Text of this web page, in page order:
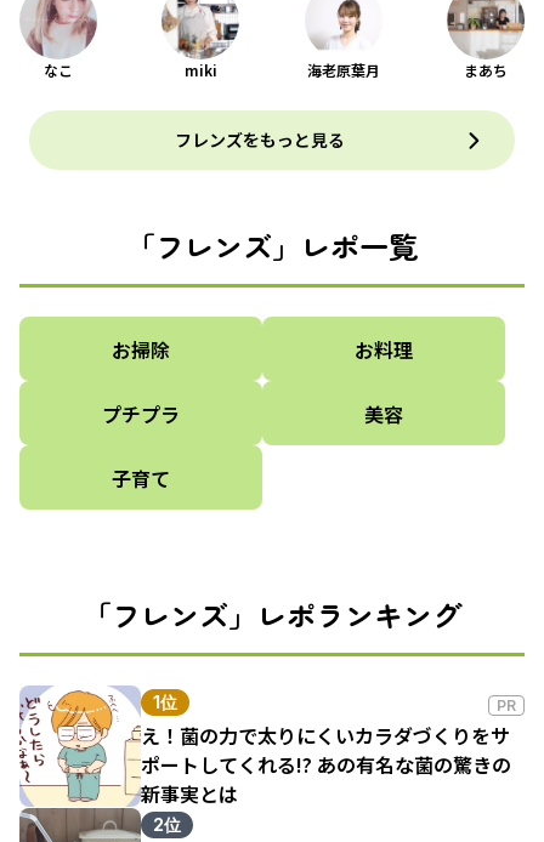
なこ miki 海老原葉月 まあち
フレンズをもっと見る
「フレンズ」レポ一覧
お掃除 お料理
プチプラ 美容
子育て
「フレンズ」レポランキング
1位 PR
え！菌の力で太りにくいカラダづくりをサ
ポートしてくれる!? あの有名な菌の驚きの
新事実とは
2位